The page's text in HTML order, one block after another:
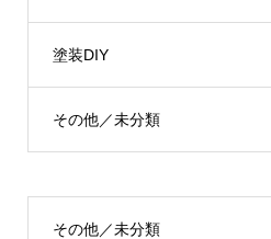
塗装DIY
その他／未分類
その他／未分類